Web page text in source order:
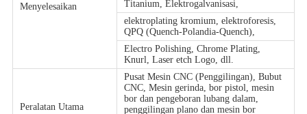
Menyelesaikan
Titanium, Elektrogalvanisasi,
elektroplating kromium, elektroforesis,
QPQ (Quench-Polandia-Quench),
Electro Polishing, Chrome Plating,
Knurl, Laser etch Logo, dll.
Peralatan Utama
Pusat Mesin CNC (Penggilingan), Bubut
CNC, Mesin gerinda, bor pistol, mesin
bor dan pengeboran lubang dalam,
penggilingan plano dan mesin bor